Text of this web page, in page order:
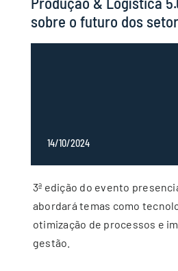
sobre o futuro dos
14/10/2024
3ª edição do evento
abordará temas como
otimização de processos e
gestão.